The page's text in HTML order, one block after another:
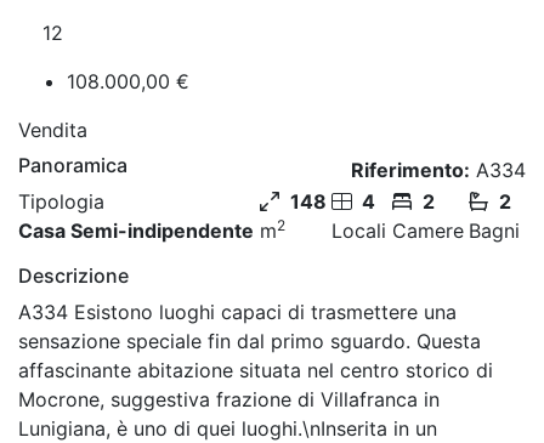
12
108.000,00 €
Vendita
Panoramica
Riferimento: A334
Tipologia
Casa Semi-indipendente
148
m2
4
Locali
2
Camere
2
Bagni
Descrizione
A334 Esistono luoghi capaci di trasmettere una
sensazione speciale fin dal primo sguardo. Questa
affascinante abitazione situata nel centro storico di
Mocrone, suggestiva frazione di Villafranca in
Lunigiana, è uno di quei luoghi.\nInserita in un